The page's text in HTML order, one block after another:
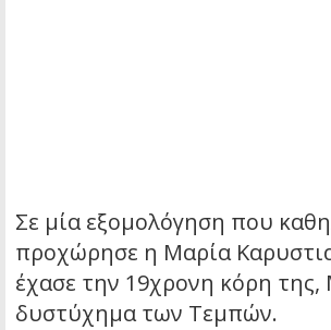
Σε μία εξομολόγηση που
προχώρησε η Μαρία
έχασε την 19χρονη κόρη
δυστύχημα των Τεμπών.